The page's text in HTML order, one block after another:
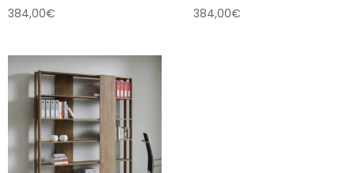
384,00€ 384,00€